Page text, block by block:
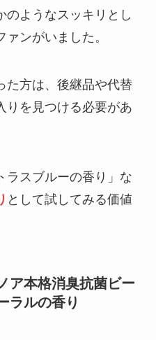
のようなスッキリとし
ンがいました。
た方は、後継品や代替
りを見つける必要があ
ラスブルーの香り」な
として試してみる価値
ア本格消臭抗菌ビー
ラルの香り